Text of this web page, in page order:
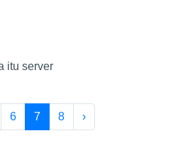
itu server
6 7 8 ›